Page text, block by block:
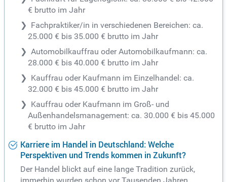
€ brutto im Jahr
Fachpraktiker/in in verschiedenen Bereichen: ca.
25.000 € bis 35.000 € brutto im Jahr
Automobilkauffrau oder Automobilkaufmann: ca.
28.000 € bis 40.000 € brutto im Jahr
Kauffrau oder Kaufmann im Einzelhandel: ca.
32.000 € bis 45.000 € brutto im Jahr
Kauffrau oder Kaufmann im Groß- und
Außenhandelsmanagement: ca. 30.000 € bis 45.000
€ brutto im Jahr
Karriere im Handel in Deutschland: Welche
Perspektiven und Trends kommen in Zukunft?
Der Handel blickt auf eine lange Tradition zurück,